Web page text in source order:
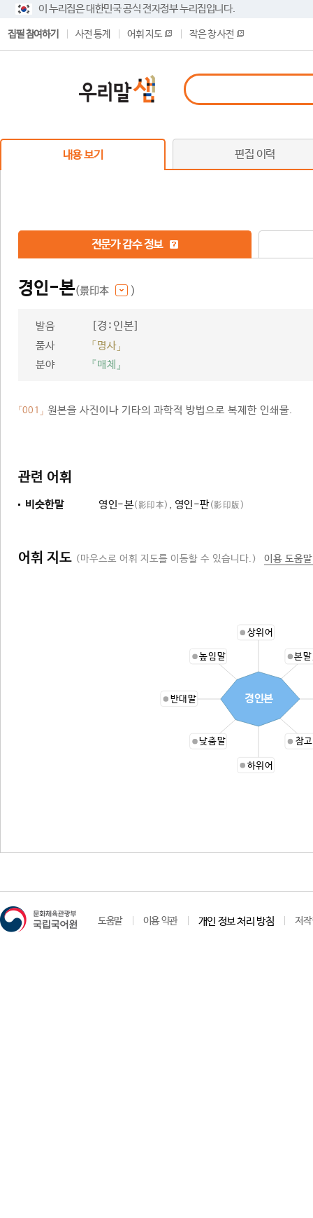
이 누리집은 대한민국 공식 전자정부 누리집입니다.
집필 참여하기 사전 통계 어휘 지도 작은 창 사전
내용 보기 편집 이력
전문가 감수 정보
경인-본(景印本 )
발음 [경ː인본]
품사
「명사」
분야
『매체』
「001」 원본을 사진이나 기타의 과학적 방법으로 복제한 인쇄물.
관련 어휘
비슷한말 영인-본(影印本) , 영인-판(影印版)
어휘 지도 (마우스로 어휘 지도를 이동할 수 있습니다.) 이용 도움
상위어
본
참
하위어
낮춤말
반대말
높임말
경인본
도움말 이용 약관 개인 정보 처리 방침 저